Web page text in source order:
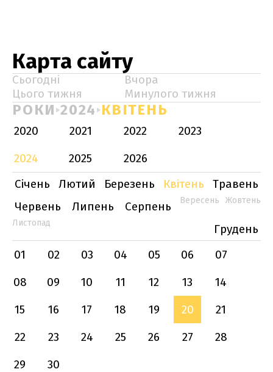
Карта сайту
Сьогодні
Вчора
Цього тижня
Минулого тижня
РОКИ 2024 КВІТЕНЬ
2020 2021 2022
2023
2024
2025
2026
Січень
Лютий Березень Квітень
Травень
Червень
Липень Серпень Вересень Жовтень
Листопад
Грудень
01
02 03 04 05 06
07
08
09 10 11 12 13
14
15
16 17 18 19 20
21
22
23 24 25 26 27
28
29
30